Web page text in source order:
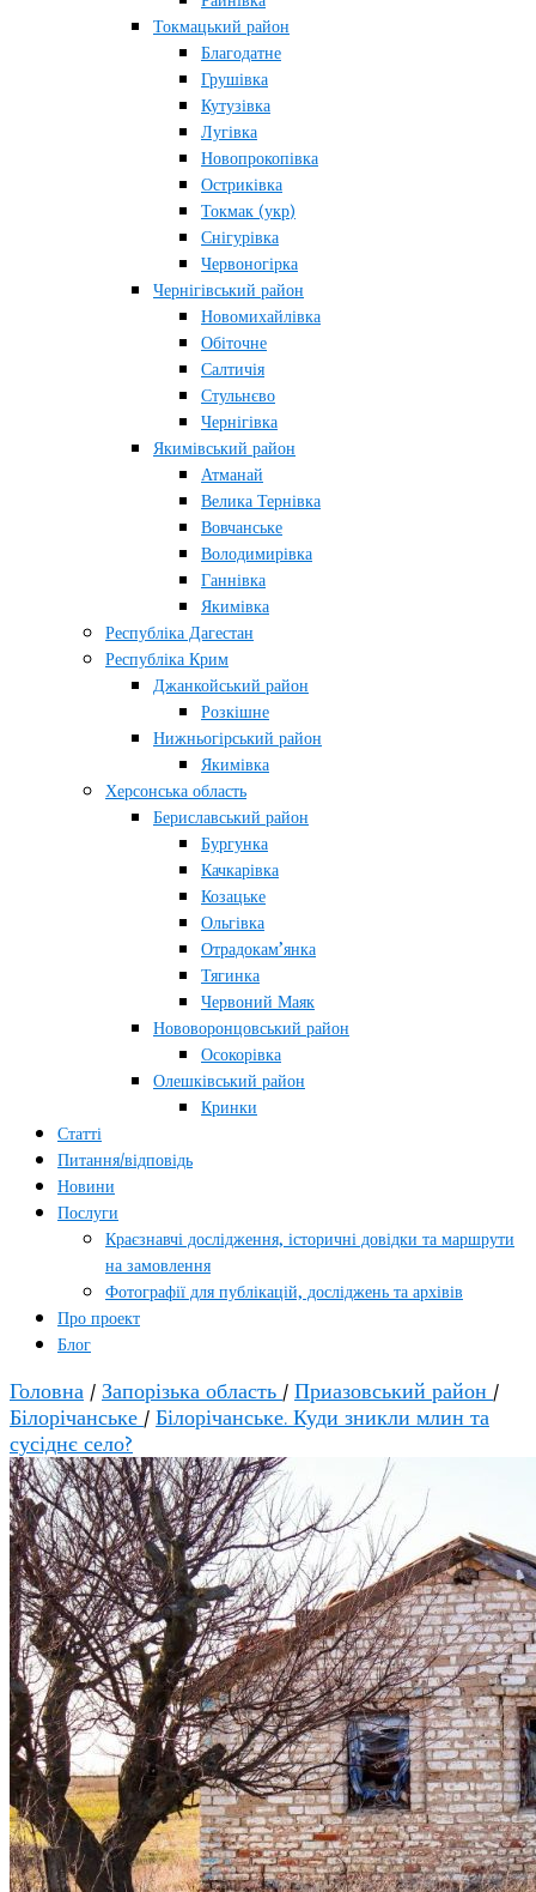
Токмацький район
Благодатне
Грушівка
Кутузівка
Лугівка
Новопрокопівка
Остриківка
Токмак (укр)
Снігурівка
Червоногірка
Чернігівський район
Новомихайлівка
Обіточне
Салтичія
Стульнєво
Чернігівка
Якимівський район
Атманай
Велика Тернівка
Вовчанське
Володимирівка
Ганнівка
Якимівка
Республіка Дагестан
Республіка Крим
Джанкойський район
Розкішне
Нижньогірський район
Якимівка
Херсонська область
Бериславський район
Бургунка
Качкарівка
Козацьке
Ольгівка
Отрадокам’янка
Тягинка
Червоний Маяк
Нововоронцовський район
Осокорівка
Олешківський район
Кринки
Статті
Питання/відповідь
Новини
Послуги
Краєзнавчі дослідження, історичні довідки та маршрути
на замовлення
Фотографії для публікацій, досліджень та архівів
Про проект
Блог
Головна / Запорізька область / Приазовський район /
Білорічанське / Білорічанське. Куди зникли млин та
сусіднє село?